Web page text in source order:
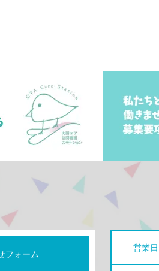
フォーム
営業日